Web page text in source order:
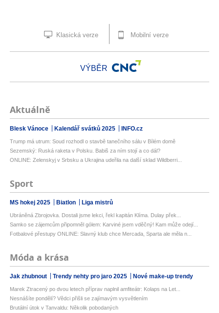
Klasická verze Mobilní verze
VÝBĚR
Aktuálně
Blesk Vánoce Kalendář svátků 2025 INFO.cz
Trump má utrum: Soud rozhodl o stavbě tanečního sálu v Bílém domě
Sezemský: Ruská raketa v Polsku. Babiš za ním stojí a co dál?
ONLINE: Zelenskyj v Srbsku a Ukrajina udeřila na další sklad Wildberri...
Sport
MS hokej 2025 Biatlon Liga mistrů
Ubráněná Zbrojovka. Dostali jsme lekci, řekl kapitán Klíma. Dulay přek...
Samko se zájemcům připomněl gólem: Karviné jsem vděčný! Kam může odejí...
Fotbalové přestupy ONLINE: Slavný klub chce Mercada, Sparta ale měla n...
Móda a krása
Jak zhubnout Trendy nehty pro jaro 2025 Nové make-up trendy
Marek Ztracený po dvou letech příprav naplnil amfiteátr: Kolaps na Let...
Nesnášíte pondělí? Vědci přišli se zajímavým vysvětlením
Brutální útok v Tanvaldu: Několik pobodaných